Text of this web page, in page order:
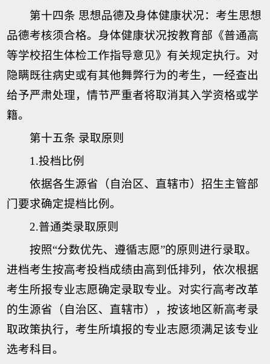
第十四条 思想品德及身体健康状况：考生思想
品德考核须合格。身体健康状况按教育部《普通高
等学校招生体检工作指导意见》有关规定执行。对
隐瞒既往病史或有其他舞弊行为的考生，一经查出
给予严肃处理，情节严重者将取消其入学资格或学
籍。
第十五条 录取原则
1.投档比例
依据各生源省（自治区、直辖市）招生主管部
门要求确定提档比例。
2.普通类录取原则
按照“分数优先、遵循志愿”的原则进行录取。
进档考生按高考投档成绩由高到低排列，依次根据
考生所报专业志愿确定录取专业。对实行高考改革
的生源省（自治区、直辖市），按该地区新高考录
取政策执行，考生所填报的专业志愿须满足该专业
选考科目。